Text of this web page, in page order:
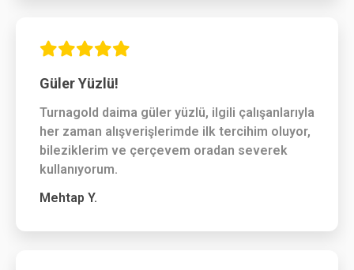
Güler Yüzlü!
Turnagold daima güler yüzlü, ilgili çalışanlarıyla
her zaman alışverişlerimde ilk tercihim oluyor,
bileziklerim ve çerçevem oradan severek
kullanıyorum.
Mehtap Y.